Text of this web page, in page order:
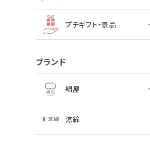
プチギフト・景品
ブランド
絹屋
涼綿